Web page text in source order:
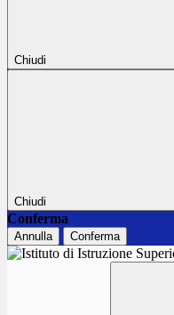
Chiudi
Chiudi
Conferma
Annulla Conferma